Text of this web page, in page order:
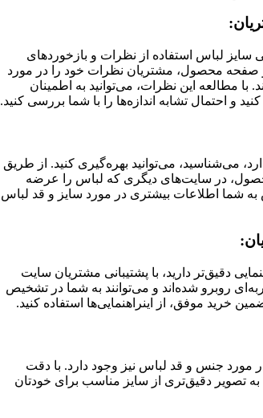
سایز لباس استفاده از نظرات و بازخوردهای
صفحه محصول، مشتریان نظرات خود را در مورد
با مطالعه این نظرات، می‌توانید به اطمینان
و احتمال تشابه اندازه‌ها را با شما بررسی کنید.
می‌شناسید، می‌توانید بهره‌گیری کنید. از طریق
در سایت‌های دیگری که لباس را عرضه
شما اطلاعات بیشتری در مورد سایز و قد لباس
دقیق‌تر دارید، با پشتیبانی مشتریان سایت
روبرو شده‌اند و می‌توانند به شما در تشخیص
خرید موفق، از اینراهنمایی‌ها استفاده کنید.
جنس و قد لباس نیز وجود دارد. با دقت
به تصویر دقیق‌تری از سایز مناسب برای خودتان